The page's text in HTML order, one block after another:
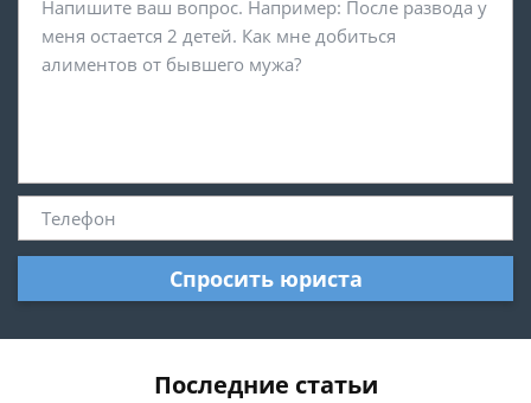
Спросить юриста
Последние статьи